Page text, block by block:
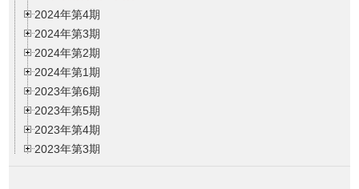
2024年第4期
2024年第3期
2024年第2期
2024年第1期
2023年第6期
2023年第5期
2023年第4期
2023年第3期